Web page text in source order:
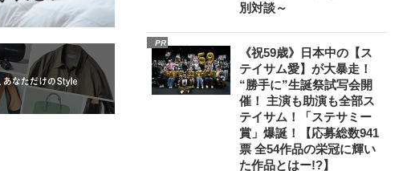
別対談～
PR
《祝59歳》日本中の【ス
テイサム愛】が大暴走！
“勝手に”生誕祭試写会開
催！ 主演も助演も全部ス
テイサム！「ステサミー
賞」爆誕！【応募総数941
票 全54作品の栄冠に輝い
た作品とはー!?】